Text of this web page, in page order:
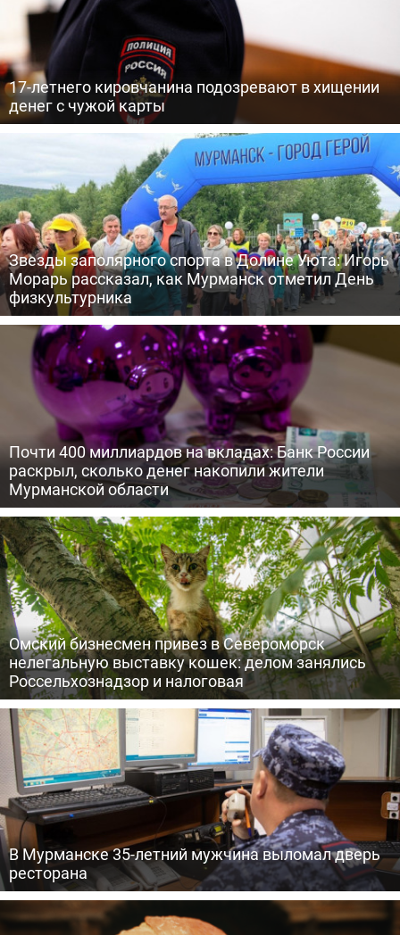
17-летнего кировчанина подозревают в хищении
денег с чужой карты
Звезды заполярного спорта в Долине Уюта: Игорь
Морарь рассказал, как Мурманск отметил День
физкультурника
Почти 400 миллиардов на вкладах: Банк России
раскрыл, сколько денег накопили жители
Мурманской области
Омский бизнесмен привез в Североморск
нелегальную выставку кошек: делом занялись
Россельхознадзор и налоговая
В Мурманске 35-летний мужчина выломал дверь
ресторана